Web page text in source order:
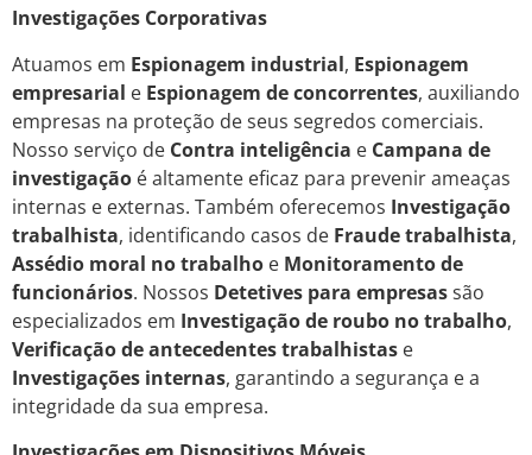
Investigações Corporativas
Atuamos em Espionagem industrial, Espionagem
empresarial e Espionagem de concorrentes, auxiliando
empresas na proteção de seus segredos comerciais.
Nosso serviço de Contra inteligência e Campana de
investigação é altamente eficaz para prevenir ameaças
internas e externas. Também oferecemos Investigação
trabalhista, identificando casos de Fraude trabalhista,
Assédio moral no trabalho e Monitoramento de
funcionários. Nossos Detetives para empresassão
especializados em Investigação de roubo no trabalho,
Verificação de antecedentes trabalhistas e
Investigações internas, garantindo a segurança e a
integridade da sua empresa.